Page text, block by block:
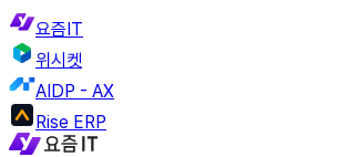
요즘IT
위시켓
AIDP - AX
Rise ERP